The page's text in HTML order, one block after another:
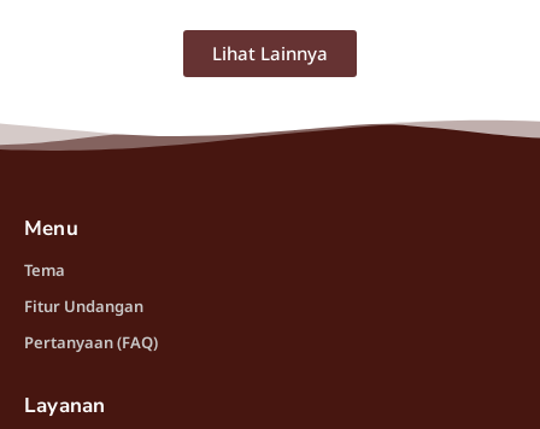
Lihat Lainnya
Menu
Tema
Fitur Undangan
Pertanyaan (FAQ)
Layanan